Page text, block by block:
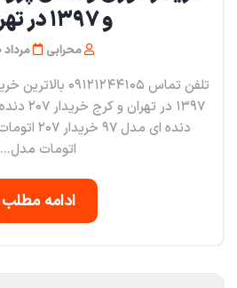
و ۱۳۹۷ در تهران و
محرابی مرداد 10, 1404
اتومات مدل...
ادامه مطلب